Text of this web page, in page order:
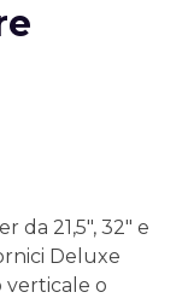
da 21,5", 32" e
Deluxe
verticale o